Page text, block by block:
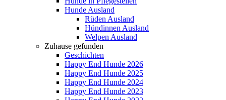
Hunde Ausland
Rüden Ausland
Hündinnen Ausland
Welpen Ausland
Zuhause gefunden
Geschichten
Happy End Hunde 2026
Happy End Hunde 2025
Happy End Hunde 2024
Happy End Hunde 2023